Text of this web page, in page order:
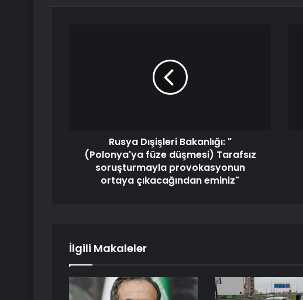
Rusya Dışişleri Bakanlığı: "
(Polonya'ya füze düşmesi) Tarafsız
soruşturmayla provokasyonun
ortaya çıkacağından eminiz"
İlgili Makaleler